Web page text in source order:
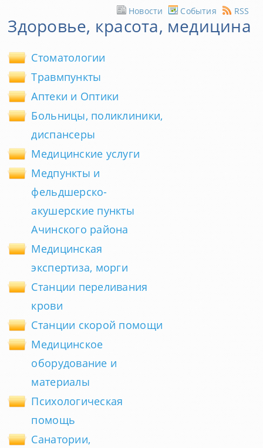
RSS
События
Новости
Здоровье, красота, медицина
Стоматологии
Травмпункты
Аптеки и Оптики
Больницы, поликлиники,
диспансеры
Медицинские услуги
Медпункты и
фельдшерско-
акушерские пункты
Ачинского района
Медицинская
экспертиза, морги
Станции переливания
крови
Станции скорой помощи
Медицинское
оборудование и
материалы
Психологическая
помощь
Санатории,